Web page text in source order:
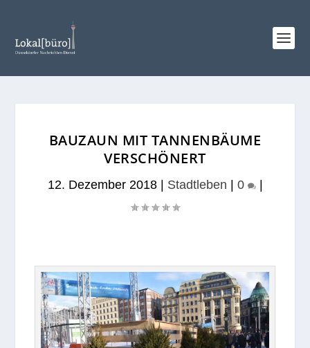
BAUZAUN MIT TANNENBÄUME
VERSCHÖNERT
12. Dezember 2018| Stadtleben 0 |